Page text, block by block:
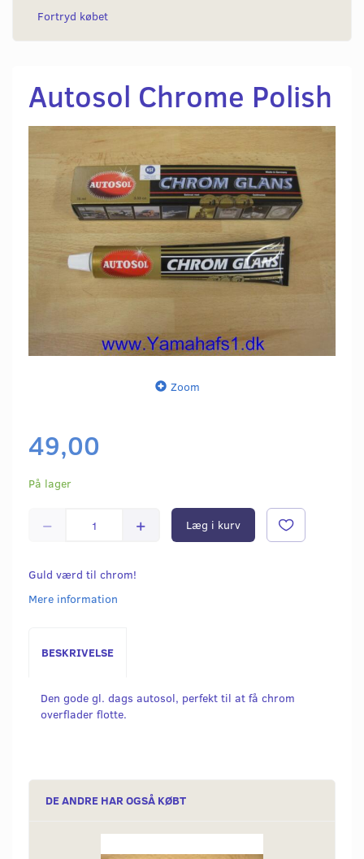
Fortryd købet
Autosol Chrome Polish
Zoom
49,00
På lager
Læg i kurv
Guld værd til chrom!
Mere information
BESKRIVELSE
Den gode gl. dags autosol, perfekt til at få chrom
overflader flotte.
DE ANDRE HAR OGSÅ KØBT